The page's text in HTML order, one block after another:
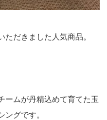
ただきました人気商品。
ームが丹精込めて育てた玉
ングです。